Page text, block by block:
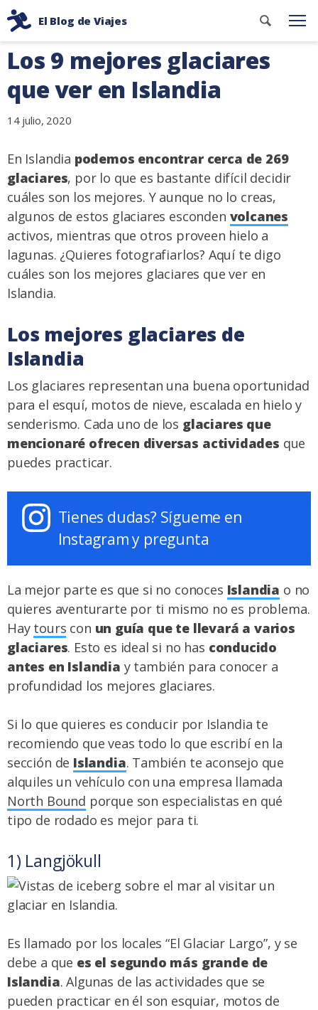
contenido
El Blog de Viajes
Consejos
de
de
dos
Buscar
Los 9 mejores glaciares
que ver en Islandia
14 julio, 2020
En Islandia podemos encontrar cerca de 269
glaciares, por lo que es bastante difícil decidir
cuáles son los mejores. Y aunque no lo creas,
algunos de estos glaciares esconden volcanes
activos, mientras que otros proveen hielo a
lagunas. ¿Quieres fotografiarlos? Aquí te digo
cuáles son los mejores glaciares que ver en
Islandia.
Los mejores glaciares de
Islandia
Los glaciares representan una buena oportunidad
para el esquí, motos de nieve, escalada en hielo y
senderismo. Cada uno de los glaciares que
mencionaré ofrecen diversas actividades que
puedes practicar.
Tienes dudas? Sígueme en
Instagram y pregunta
La mejor parte es que si no conoces Islandia o no
quieres aventurarte por ti mismo no es problema.
Hay tours con un guía que te llevará a varios
glaciares. Esto es ideal si no has conducido
antes en Islandia y también para conocer a
profundidad los mejores glaciares.
Si lo que quieres es conducir por Islandia te
recomiendo que veas todo lo que escribí en la
sección de Islandia. También te aconsejo que
alquiles un vehículo con una empresa llamada
North Bound porque son especialistas en qué
tipo de rodado es mejor para ti.
1) Langjökull
Es llamado por los locales “El Glaciar Largo”, y se
debe a que es el segundo más grande de
Islandia. Algunas de las actividades que se
pueden practicar en él son esquiar, motos de